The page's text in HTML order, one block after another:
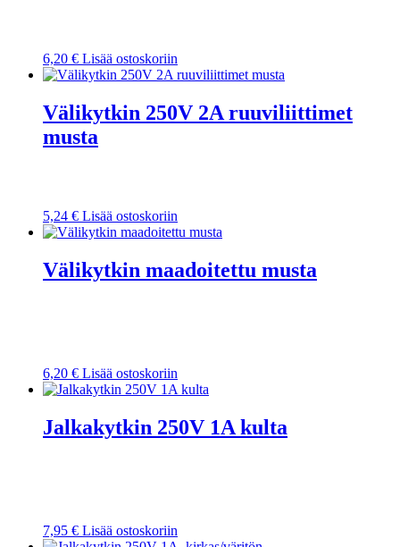
6,20 € Lisää ostoskoriin
Välikytkin 250V 2A ruuviliittimet
musta
5,24 € Lisää ostoskoriin
Välikytkin maadoitettu musta
6,20 € Lisää ostoskoriin
Jalkakytkin 250V 1A kulta
7,95 € Lisää ostoskoriin